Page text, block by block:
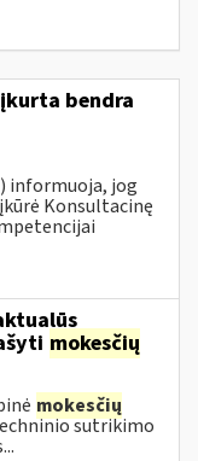
bendra
informuoja, jog
Konsultacinę
mokesčių
mokesčių
sutrikimo